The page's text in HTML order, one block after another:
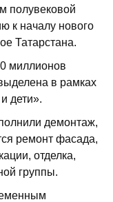
полувековой
к началу нового
Татарстана.
миллионов
в рамках
дети».
демонтаж,
ремонт фасада,
отделка,
группы.